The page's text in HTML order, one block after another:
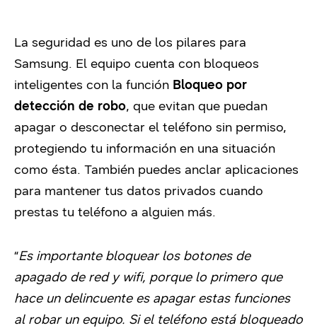
La seguridad es uno de los pilares para
Samsung. El equipo cuenta con bloqueos
inteligentes con la función Bloqueo por
detección de robo, que evitan que puedan
apagar o desconectar el teléfono sin permiso,
protegiendo tu información en una situación
como ésta. También puedes anclar aplicaciones
para mantener tus datos privados cuando
prestas tu teléfono a alguien más.
“Es importante bloquear los botones de
apagado de red y wifi, porque lo primero que
hace un delincuente es apagar estas funciones
al robar un equipo. Si el teléfono está bloqueado